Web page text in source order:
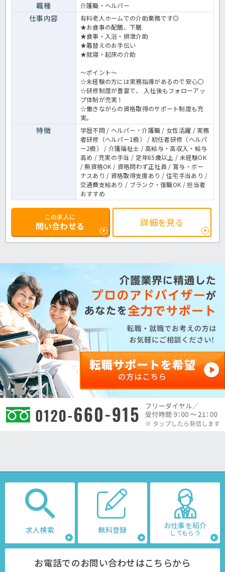
職種 介護職・ヘルパー
仕事内容
有料老人ホームでの介助業務です◎
★お食事の配膳、下膳
★食事・入浴・排泄介助
★着替えのお手伝い
★就寝・起床の介助
～ポイント～
☆未経験の方には実務指導があるので安心〇
☆研修制度が豊富で、 入社後もフォローアッ
プ体制が充実！
☆働きながらの資格取得のサポート制度も充
実。
特徴
学歴不問 / ヘルパー・介護職 / 女性活躍 / 実務
者研修（ヘルパー1級） / 初任者研修（ヘルパ
ー2級） / 介護福祉士 / 高給与・高収入・給与
高め / 充実の手当 / 定年65歳以上 / 未経験OK
/ 無資格OK / 資格問わず正社員 / 賞与・ボー
ナスあり / 資格取得支援あり / 住宅手当あり /
交通費支給あり / ブランク・復職OK / 担当者
おすすめ
この求人に
問い合わせる 詳細を見る
求人検索 無料登録 お仕事を紹介
してもらう
お電話でのお問い合わせはこちらから